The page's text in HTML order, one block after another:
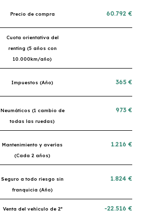
Precio de compra 60.792 €
Cuota orientativa del
renting (5 años con
10.000km/año)
Impuestos (Año) 365 €
Neumáticos (1 cambio de
todas las ruedas)
973 €
Mantenimiento y averías
(Cada 2 años)
1.216 €
Seguro a todo riesgo sin
franquicia (Año)
1.824 €
Venta del vehículo de 2ª
-22.516 €